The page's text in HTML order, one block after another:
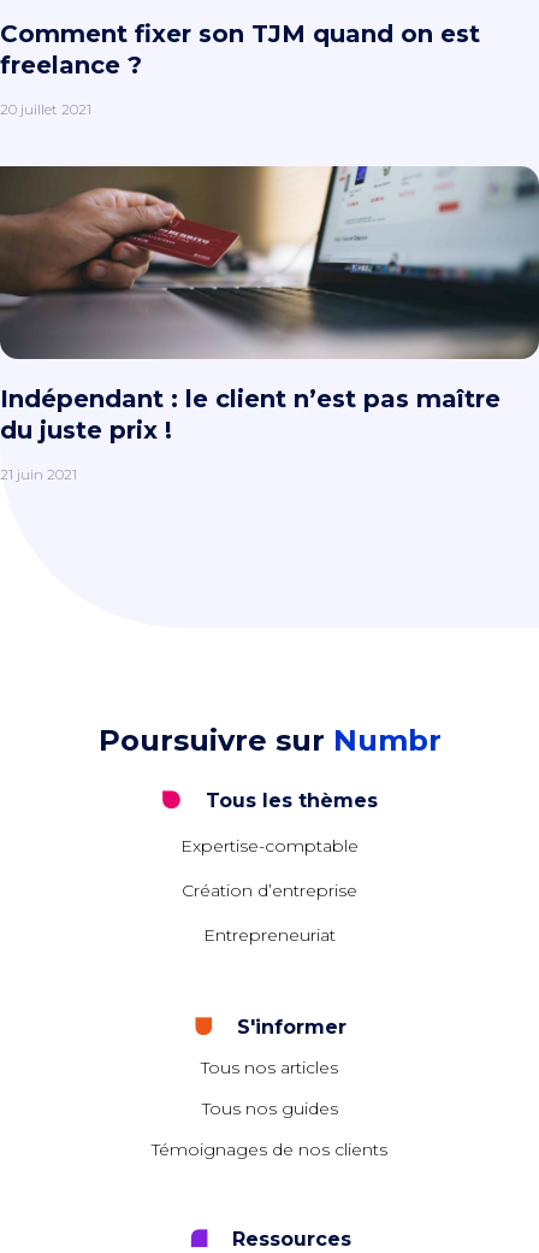
Comment fixer son TJM quand on est
freelance ?
20 juillet 2021
Indépendant : le client n’est pas maître
du juste prix !
21 juin 2021
Poursuivre sur Numbr
Tous les thèmes
Expertise-comptable
Création d’entreprise
Entrepreneuriat
S'informer
Tous nos articles
Tous nos guides
Témoignages de nos clients
Ressources